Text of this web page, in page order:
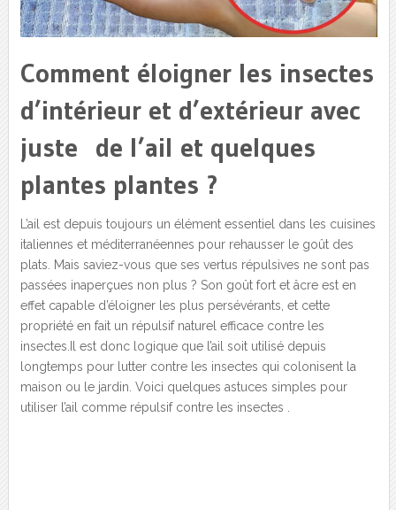
Comment éloigner les insectes
d’intérieur et d’extérieur avec
juste de l’ail et quelques
plantes plantes ?
L’ail est depuis toujours un élément essentiel dans les cuisines
italiennes et méditerranéennes pour rehausser le goût des
plats. Mais saviez-vous que ses vertus répulsives ne sont pas
passées inaperçues non plus ? Son goût fort et âcre est en
effet capable d’éloigner les plus persévérants, et cette
propriété en fait un répulsif naturel efficace contre les
insectes.Il est donc logique que l’ail soit utilisé depuis
longtemps pour lutter contre les insectes qui colonisent la
maison ou le jardin. Voici quelques astuces simples pour
utiliser l’ail comme répulsif contre les insectes .